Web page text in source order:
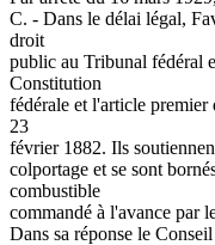
C. - Dans le délai légal,
droit
public au Tribunal fédéral
Constitution
fédérale et l'article premier
23
février 1882. Ils
colportage et se sont
combustible
commandé à l'avance par
Dans sa réponse le